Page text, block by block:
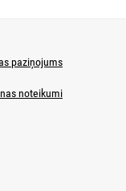
paziņojums
noteikumi